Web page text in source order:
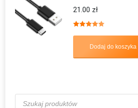
21.00 zł
5.00
Dodaj do koszyka
Wyszukiwarka
produktów